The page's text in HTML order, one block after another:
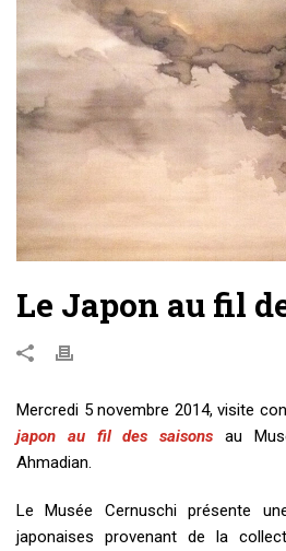
Le Japon au fil
Mercredi 5 novembre 2014, visite
japon au fil des saisons au
Ahmadian.
Le Musée Cernuschi présente
japonaises provenant de la